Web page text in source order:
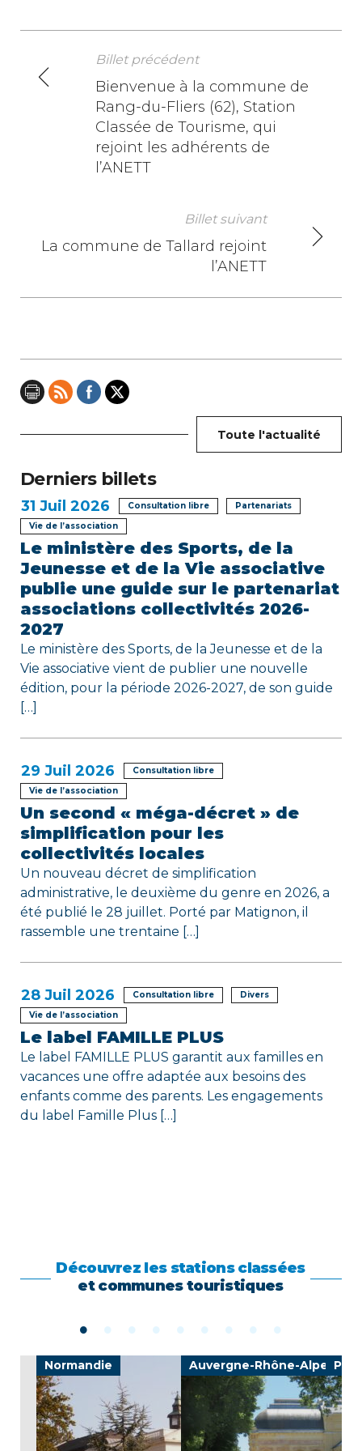
N
n
d
e
l
’
a
r
t
i
c
l
e
Billet précédent
Bienvenue à la commune de
Rang-du-Fliers (62), Station
Classée de Tourisme, qui
rejoint les adhérents de
l’ANETT
Billet suivant
La commune de Tallard rejoint
l’ANETT
Toute l'actualité
Derniers billets
31 Juil 2026 Consultation libre
Partenariats
Vie de l’association
Le ministère des Sports, de la
Jeunesse et de la Vie associative
publie une guide sur le partenariat
associations collectivités 2026-
2027
Le ministère des Sports, de la Jeunesse et de la
Vie associative vient de publier une nouvelle
édition, pour la période 2026-2027, de son guide
[…]
29 Juil 2026
Consultation libre
Vie de l’association
Un second « méga-décret » de
simplification pour les
collectivités locales
Un nouveau décret de simplification
administrative, le deuxième du genre en 2026, a
été publié le 28 juillet. Porté par Matignon, il
rassemble une trentaine […]
28 Juil 2026 Consultation libre
Divers
Vie de l’association
Le label FAMILLE PLUS
Le label FAMILLE PLUS garantit aux familles en
vacances une offre adaptée aux besoins des
enfants comme des parents. Les engagements
du label Famille Plus […]
Découvrez les stations classées
et communes touristiques
Normandie Auvergne-Rhône-Alpes